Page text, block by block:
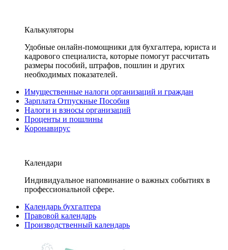
Калькуляторы
Удобные онлайн-помощники для бухгалтера, юриста и
кадрового специалиста, которые помогут рассчитать
размеры пособий, штрафов, пошлин и других
необходимых показателей.
Имущественные налоги организаций и граждан
Зарплата Отпускные Пособия
Налоги и взносы организаций
Проценты и пошлины
Коронавирус
Календари
Индивидуальное напоминание о важных событиях в
профессиональной сфере.
Календарь бухгалтера
Правовой календарь
Производственный календарь